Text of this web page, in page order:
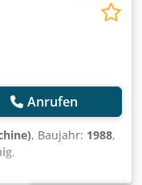
Anrufen
, Baujahr: 1988,
,